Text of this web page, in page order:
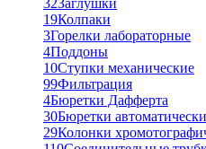
32Заглушки
19Колпаки
3Горелки лабораторные
4Поддоны
10Ступки механические
99Фильтрация
4Бюретки Дафферта
30Бюретки
29Колонки